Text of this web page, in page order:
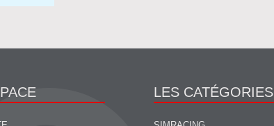
LES CATÉGORIES